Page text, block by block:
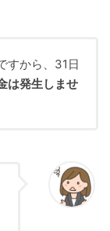
すから、31日
は発生しませ